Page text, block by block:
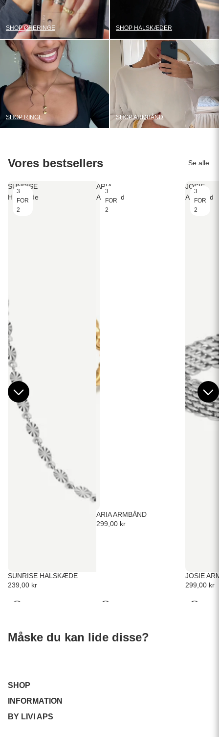
SHOP ØRERINGE SHOP HALSKÆDER
SHOP RINGE SHOP ARMBÅND
Vores bestsellers Se alle
3
FOR
2
SUNRISE
Halskæde
SUNRISE HALSKÆDE
239,00 kr
3
FOR
2
ARIA
Armbånd
ARIA ARMBÅND
299,00 kr
3
FOR
2
JOSIE
Armbånd
JOSIE
299,00 kr
Måske du kan lide disse?
SHOP
INFORMATION
BY LIVI APS